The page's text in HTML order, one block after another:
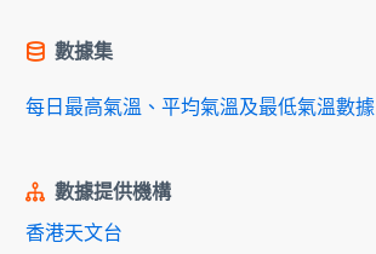
數據集
每日最高氣溫、平均氣溫及最低氣溫數據
數據提供機構
香港天文台